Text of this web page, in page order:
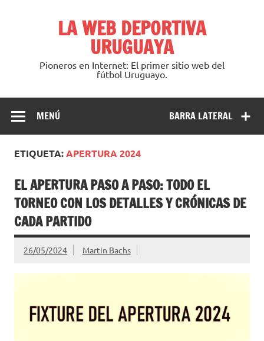
LA WEB DEPORTIVA
URUGUAYA
Pioneros en Internet: El primer sitio web del
fútbol Uruguayo.
BARRA LATERAL
MENÚ
ETIQUETA:APERTURA 2024
EL APERTURA PASO A PASO: TODO EL
TORNEO CON LOS DETALLES Y CRÓNICAS DE
CADA PARTIDO
26/05/2024 Martin Bachs